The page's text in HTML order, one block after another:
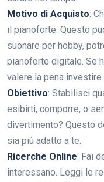
Motivo di Acquisto:
il pianoforte. Questo
suonare per hobby,
pianoforte digitale. Se
valere la pena investire
Obiettivo: Stabilisci
esibirti, comporre, o
divertimento? Questo
sia più adatto a te.
Ricerche Online: Fai
interessano. Leggi le